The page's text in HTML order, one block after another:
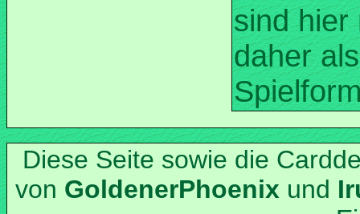
sind hier
daher
Diese Seite sowie die
von
und